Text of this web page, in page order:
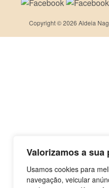
Valorizamos a sua
Usamos cookies para
navegação, veicular
Copyright © 2026 Aldeia